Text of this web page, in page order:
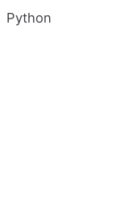
Python